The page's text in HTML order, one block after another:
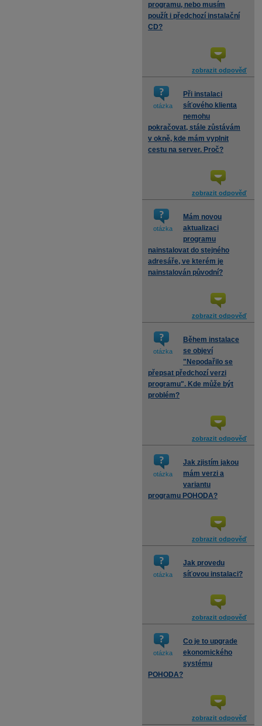
programu, nebo musím
použít i předchozí instalační
CD?
zobrazit odpověď
otázka
Při instalaci
síťového klienta
nemohu
pokračovat, stále zůstávám
v okně, kde mám vyplnit
cestu na server. Proč?
zobrazit odpověď
otázka
Mám novou
aktualizaci
programu
nainstalovat do stejného
adresáře, ve kterém je
nainstalován původní?
zobrazit odpověď
otázka
Během instalace
se objeví
"Nepodařilo se
přepsat předchozí verzi
programu". Kde může být
problém?
zobrazit odpověď
otázka
Jak zjistím jakou
mám verzi a
variantu
programu POHODA?
zobrazit odpověď
otázka
Jak provedu
síťovou instalaci?
zobrazit odpověď
otázka
Co je to upgrade
ekonomického
systému
POHODA?
zobrazit odpověď